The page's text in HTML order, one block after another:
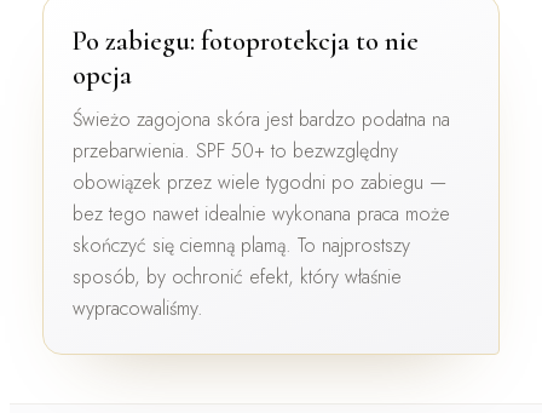
Po zabiegu: fotoprotekcja to nie
opcja
Świeżo zagojona skóra jest bardzo podatna na
przebarwienia. SPF 50+ to bezwzględny
obowiązek przez wiele tygodni po zabiegu —
bez tego nawet idealnie wykonana praca może
skończyć się ciemną plamą. To najprostszy
sposób, by ochronić efekt, który właśnie
wypracowaliśmy.